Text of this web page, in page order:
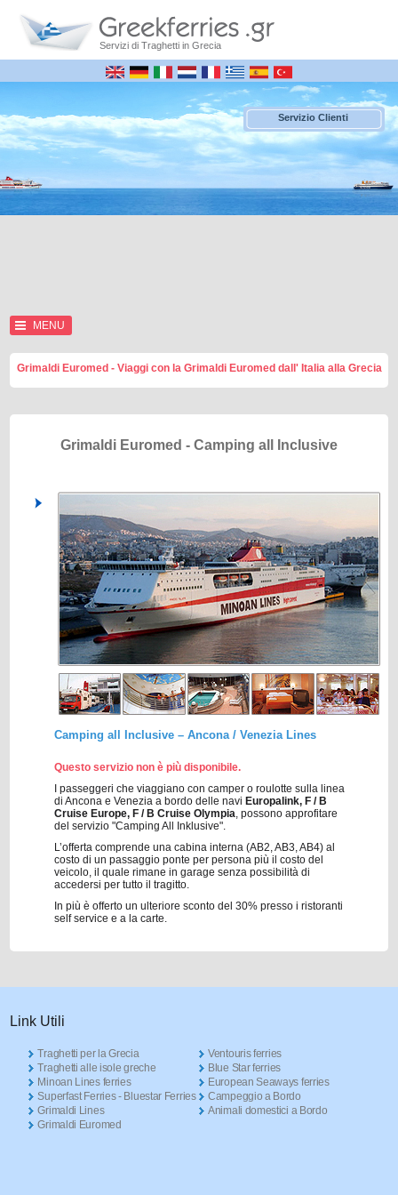
Servizi di Traghetti in Grecia
Servizio Clienti
MENU
Grimaldi Euromed - Viaggi con la Grimaldi Euromed dall' Italia alla Grecia
Grimaldi Euromed - Camping all Inclusive
Camping all Inclusive – Ancona / Venezia Lines
Questo servizio non è più disponibile.
I passeggeri che viaggiano con camper o roulotte sulla linea
di Ancona e Venezia a bordo delle navi Europalink, F / B
Cruise Europe, F / B Cruise Olympia, possono approfitare
del servizio "Camping All Inklusive".
L’offerta comprende una cabina interna (ΑΒ2, ΑΒ3, ΑΒ4) al
costo di un passaggio ponte per persona più il costo del
veicolo, il quale rimane in garage senza possibilità di
accedersi per tutto il tragitto.
In più è offerto un ulteriore sconto del 30% presso i ristoranti
self service e a la carte.
Link Utili
Traghetti per la Grecia
Traghetti alle isole greche
Minoan Lines ferries
Superfast Ferries - Bluestar Ferries
Grimaldi Lines
Grimaldi Euromed
Ventouris ferries
Blue Star ferries
European Seaways ferries
Campeggio a Bordo
Animali domestici a Bordo